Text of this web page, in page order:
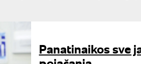
Panatinaikos sve